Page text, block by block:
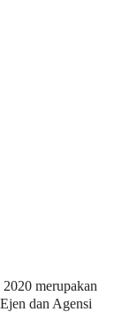
merupakan
dan Agensi